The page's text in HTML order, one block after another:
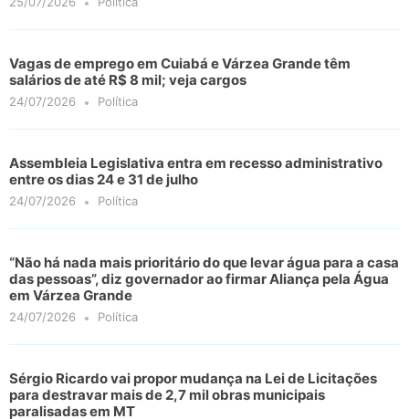
Vagas de emprego em Cuiabá e Várzea Grande têm
salários de até R$ 8 mil; veja cargos
24/07/2026 Política
Assembleia Legislativa entra em recesso administrativo
entre os dias 24 e 31 de julho
24/07/2026 Política
“Não há nada mais prioritário do que levar água para a casa
das pessoas”, diz governador ao firmar Aliança pela Água
em Várzea Grande
24/07/2026 Política
Sérgio Ricardo vai propor mudança na Lei de Licitações
para destravar mais de 2,7 mil obras municipais
paralisadas em MT